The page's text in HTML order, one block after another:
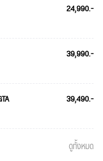
24,990.-
39,990.-
39,490.-
ดูทั้งหมด